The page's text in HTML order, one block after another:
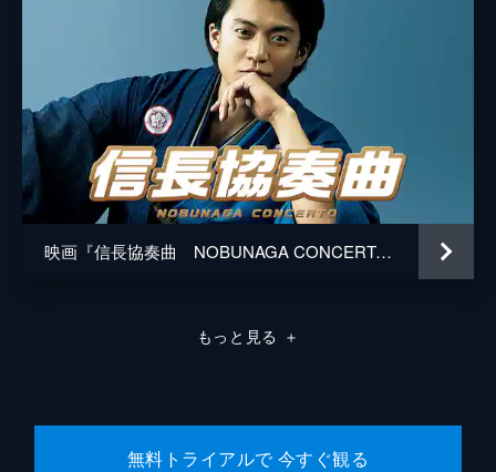
映画『信長協奏曲 NOBUNAGA CONCERTO』
もっと見る ＋
無料トライアルで 今すぐ観る